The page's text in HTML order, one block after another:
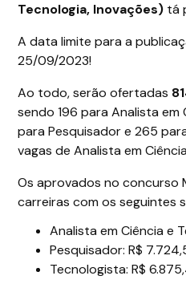
Tecnologia, Inovações) tá
A data limite para a
25/09/2023!
Ao todo, serão ofertadas
sendo 196 para Analista em
para Pesquisador e 265
vagas de Analista em
Os aprovados no concurso
carreiras com os seguintes
Analista em Ciência e
Pesquisador: R$
Tecnologista: R$